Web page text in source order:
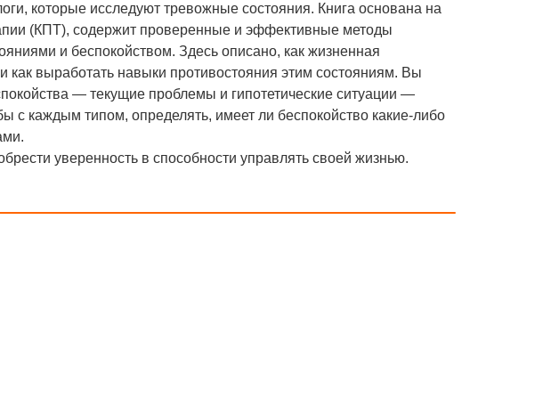
которые исследуют тревожные состояния. Книга основана на
(КПТ), содержит проверенные и эффективные методы
и беспокойством. Здесь описано, как жизненная
как выработать навыки противостояния этим состояниям. Вы
— текущие проблемы и гипотетические ситуации —
с каждым типом, определять, имеет ли беспокойство какие-либо
уверенность в способности управлять своей жизнью.